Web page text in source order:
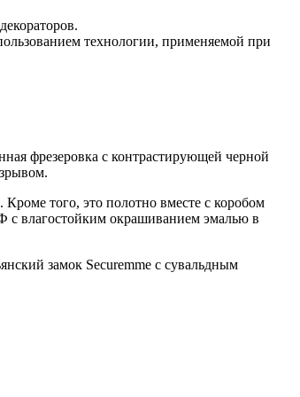
технологии, применяемой при
фрезеровка с контрастирующей черной
того, это полотно вместе с коробом
с влагостойким окрашиванием эмалью в
замок Securemme с сувальдным